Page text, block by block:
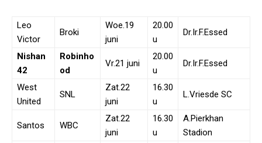
Leo
Victor
Broki
Woe.19
juni
20.00
u
Dr.Ir.F.Essed
Nishan
42
Robinho
od
Vr.21 juni
20.00
u
Dr.Ir.F.Essed
West
United
SNL
Zat.22
juni
16.30
u
L.Vriesde SC
Santos WBC
Zat.22
juni
16.30
u
A.Pierkhan
Stadion